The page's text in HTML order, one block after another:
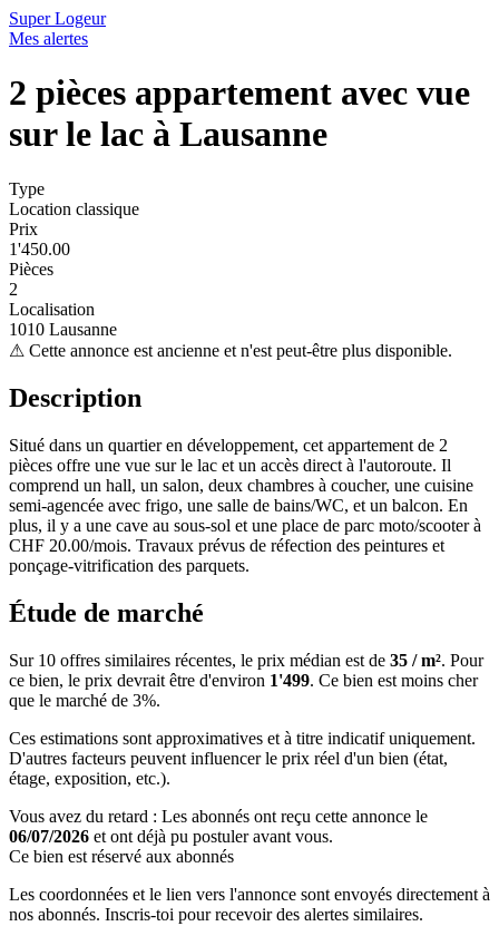
Super Logeur
Mes alertes
2 pièces appartement avec vue
sur le lac à Lausanne
Type
Location classique
Prix
1'450.00
Pièces
2
Localisation
1010 Lausanne
⚠ Cette annonce est ancienne et n'est peut-être plus disponible.
Description
Situé dans un quartier en développement, cet appartement de 2
pièces offre une vue sur le lac et un accès direct à l'autoroute. Il
comprend un hall, un salon, deux chambres à coucher, une cuisine
semi-agencée avec frigo, une salle de bains/WC, et un balcon. En
plus, il y a une cave au sous-sol et une place de parc moto/scooter à
CHF 20.00/mois. Travaux prévus de réfection des peintures et
ponçage-vitrification des parquets.
Étude de marché
Sur 10 offres similaires récentes, le prix médian est de 35 / m². Pour
ce bien, le prix devrait être d'environ 1'499. Ce bien est moins cher
que le marché de 3%.
Ces estimations sont approximatives et à titre indicatif uniquement.
D'autres facteurs peuvent influencer le prix réel d'un bien (état,
étage, exposition, etc.).
Vous avez du retard : Les abonnés ont reçu cette annonce le
06/07/2026 et ont déjà pu postuler avant vous.
Ce bien est réservé aux abonnés
Les coordonnées et le lien vers l'annonce sont envoyés directement à
nos abonnés. Inscris-toi pour recevoir des alertes similaires.